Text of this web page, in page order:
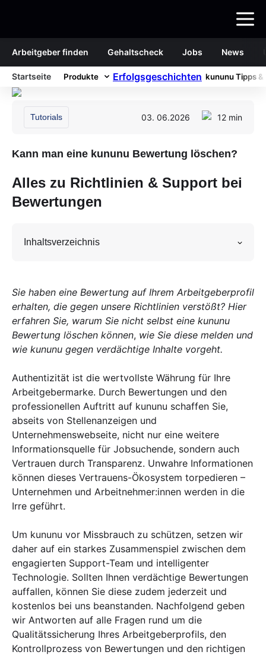
Arbeitgeber finden Gehaltscheck Jobs News
Startseite Produkte Erfolgsgeschichten kununu Tipps &
Tutorials 03. 06.2026 12 min
Kann man eine kununu Bewertung löschen?
Alles zu Richtlinien & Support bei
Bewertungen
Inhaltsverzeichnis
Sie haben eine Bewertung auf Ihrem Arbeitgeberprofil
erhalten, die gegen unsere Richtlinien verstößt? Hier
erfahren Sie, warum Sie nicht selbst eine kununu
Bewertung löschen können, wie Sie diese melden und
wie kununu gegen verdächtige Inhalte vorgeht.
Authentizität ist die wertvollste Währung für Ihre
Arbeitgebermarke. Durch Bewertungen und den
professionellen Auftritt auf kununu schaffen Sie,
abseits von Stellenanzeigen und
Unternehmenswebseite, nicht nur eine weitere
Informationsquelle für Jobsuchende, sondern auch
Vertrauen durch Transparenz. Unwahre Informationen
können dieses Vertrauens-Ökosystem torpedieren –
Unternehmen und Arbeitnehmer:innen werden in die
Irre geführt.
Um kununu vor Missbrauch zu schützen, setzen wir
daher auf ein starkes Zusammenspiel zwischen dem
engagierten Support-Team und intelligenter
Technologie. Sollten Ihnen verdächtige Bewertungen
auffallen, können Sie diese zudem jederzeit und
kostenlos bei uns beanstanden. Nachfolgend geben
wir Antworten auf alle Fragen rund um die
Qualitätssicherung Ihres Arbeitgeberprofils, den
Kontrollprozess von Bewertungen und den richtigen